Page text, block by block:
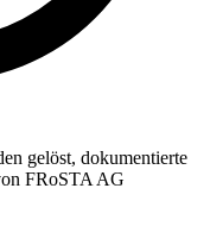
gelöst, dokumentierte
FRoSTA AG